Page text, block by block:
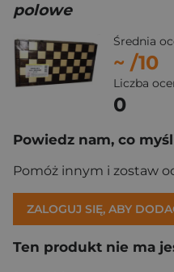
polowe
Średnia
~ /10
Liczba
0
Powiedz nam, co
Pomóż innym i zostaw
ZALOGUJ SIĘ, ABY
Ten produkt nie ma